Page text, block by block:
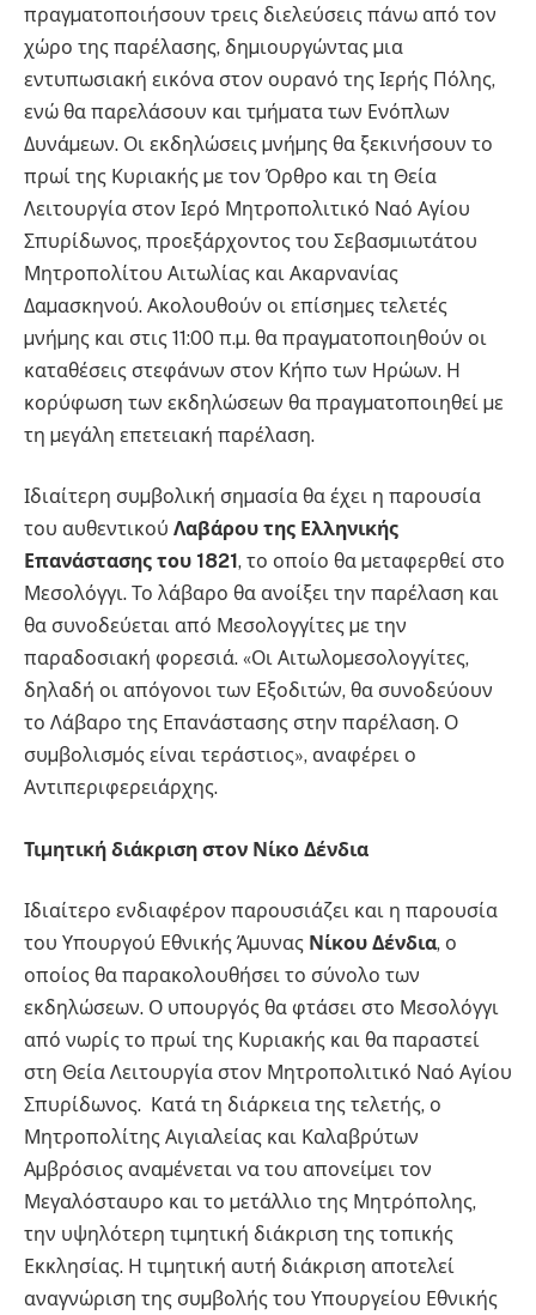
πραγµατοποιήσουν τρεις διελεύσεις πάνω από τον
χώρο της παρέλασης, δηµιουργώντας µια
εντυπωσιακή εικόνα στον ουρανό της Ιερής Πόλης,
ενώ θα παρελάσουν και τµήµατα των Ενόπλων
Δυνάµεων. Οι εκδηλώσεις µνήµης θα ξεκινήσουν το
πρωί της Κυριακής µε τον Όρθρο και τη Θεία
Λειτουργία στον Ιερό Μητροπολιτικό Ναό Αγίου
Σπυρίδωνος, προεξάρχοντος του Σεβασµιωτάτου
Μητροπολίτου Αιτωλίας και Ακαρνανίας
Δαµασκηνού. Ακολουθούν οι επίσηµες τελετές
µνήµης και στις 11:00 π.µ. θα πραγµατοποιηθούν οι
καταθέσεις στεφάνων στον Κήπο των Ηρώων. Η
κορύφωση των εκδηλώσεων θα πραγµατοποιηθεί µε
τη µεγάλη επετειακή παρέλαση.
Ιδιαίτερη συµβολική σηµασία θα έχει η παρουσία
του αυθεντικού Λαβάρου της Ελληνικής
Επανάστασης του 1821, το οποίο θα µεταφερθεί στο
Μεσολόγγι. Το λάβαρο θα ανοίξει την παρέλαση και
θα συνοδεύεται από Μεσολογγίτες µε την
παραδοσιακή φορεσιά. «Οι Αιτωλοµεσολογγίτες,
δηλαδή οι απόγονοι των Εξοδιτών, θα συνοδεύουν
το Λάβαρο της Επανάστασης στην παρέλαση. Ο
συµβολισµός είναι τεράστιος», αναφέρει ο
Αντιπεριφερειάρχης.
Τιµητική διάκριση στον Νίκο Δένδια
Ιδιαίτερο ενδιαφέρον παρουσιάζει και η παρουσία
του Υπουργού Εθνικής Άµυνας Νίκου Δένδια, ο
οποίος θα παρακολουθήσει το σύνολο των
εκδηλώσεων. Ο υπουργός θα φτάσει στο Μεσολόγγι
από νωρίς το πρωί της Κυριακής και θα παραστεί
στη Θεία Λειτουργία στον Μητροπολιτικό Ναό Αγίου
Σπυρίδωνος. Κατά τη διάρκεια της τελετής, ο
Μητροπολίτης Αιγιαλείας και Καλαβρύτων
Αµβρόσιος αναµένεται να του απονείµει τον
Μεγαλόσταυρο και το µετάλλιο της Μητρόπολης,
την υψηλότερη τιµητική διάκριση της τοπικής
Εκκλησίας. Η τιµητική αυτή διάκριση αποτελεί
αναγνώριση της συµβολής του Υπουργείου Εθνικής